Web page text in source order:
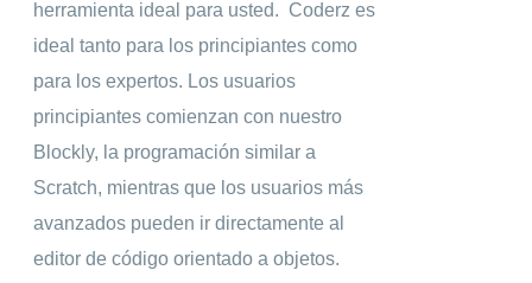
herramienta ideal para usted. Coderz es
ideal tanto para los principiantes como
para los expertos. Los usuarios
principiantes comienzan con nuestro
Blockly, la programación similar a
Scratch, mientras que los usuarios más
avanzados pueden ir directamente al
editor de código orientado a objetos.